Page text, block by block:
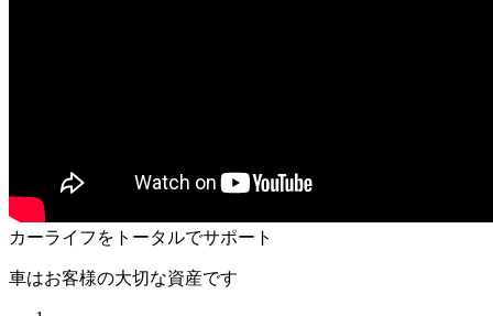
カーライフを トータルでサポート
車はお客様の大切な資産です